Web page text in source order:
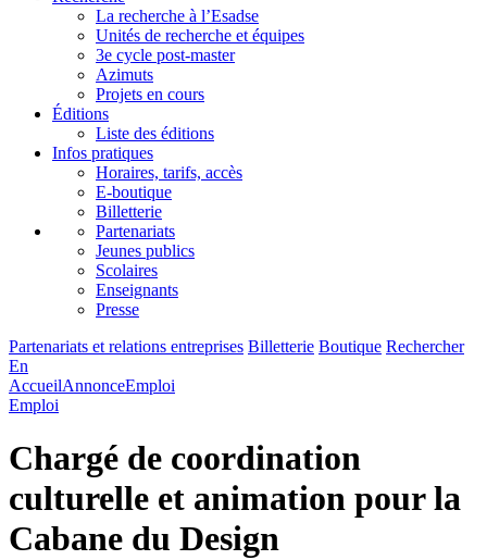
La recherche à l’Esadse
Unités de recherche et équipes
3e cycle post-master
Azimuts
Projets en cours
Éditions
Liste des éditions
Infos pratiques
Horaires, tarifs, accès
E-boutique
Billetterie
Partenariats
Jeunes publics
Scolaires
Enseignants
Presse
Partenariats et relations entreprises Billetterie Boutique Rechercher
En
AccueilAnnonceEmploi
Emploi
Chargé de coordination
culturelle et animation pour la
Cabane du Design